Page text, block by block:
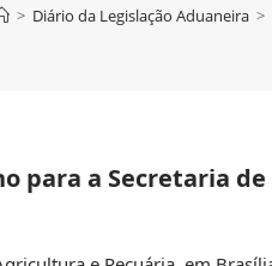
> Diário da Legislação Aduaneira >
para a Secretaria de